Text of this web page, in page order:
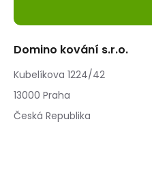
Domino kování s.r.o.
Kubelíkova 1224/42
13000 Praha
Česká Republika